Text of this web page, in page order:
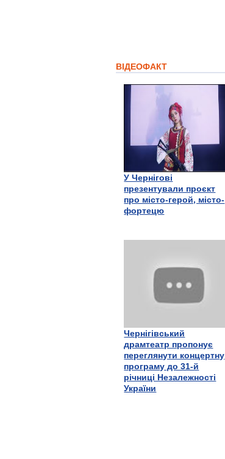
ВІДЕОФАКТ
У Чернігові
презентували проєкт
про місто-герой, місто-
фортецю
Чернігівський
драмтеатр пропонує
переглянути концертну
програму до 31-й
річниці Незалежності
України